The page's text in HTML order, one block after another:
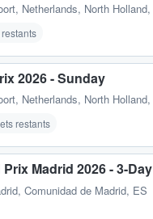
Netherlands, North
2026 - Sunday
Netherlands, North
restants
Madrid 2026 - 3-
Comunidad de Madrid, ES